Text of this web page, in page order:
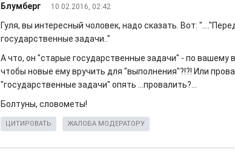
Блумберг 10.02.2016, 02:42
Гуля, вы интересный чоловек, надо сказать. Вот:
государственные задачи.."
А что, он "старые государственные задачи" - по
чтобы новые ему вручить для "выполнения"?!?! Или
"государственные задачи" опять ...провалить?...
Болтуны, словометы!
ЦИТИРОВАТЬ ЖАЛОБА МОДЕРАТОРУ